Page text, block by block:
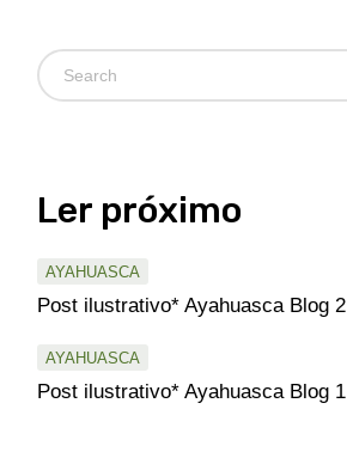
Pesquisar
Ler próximo
AYAHUASCA
Post ilustrativo* Ayahuasca Blog 2
AYAHUASCA
Post ilustrativo* Ayahuasca Blog 1